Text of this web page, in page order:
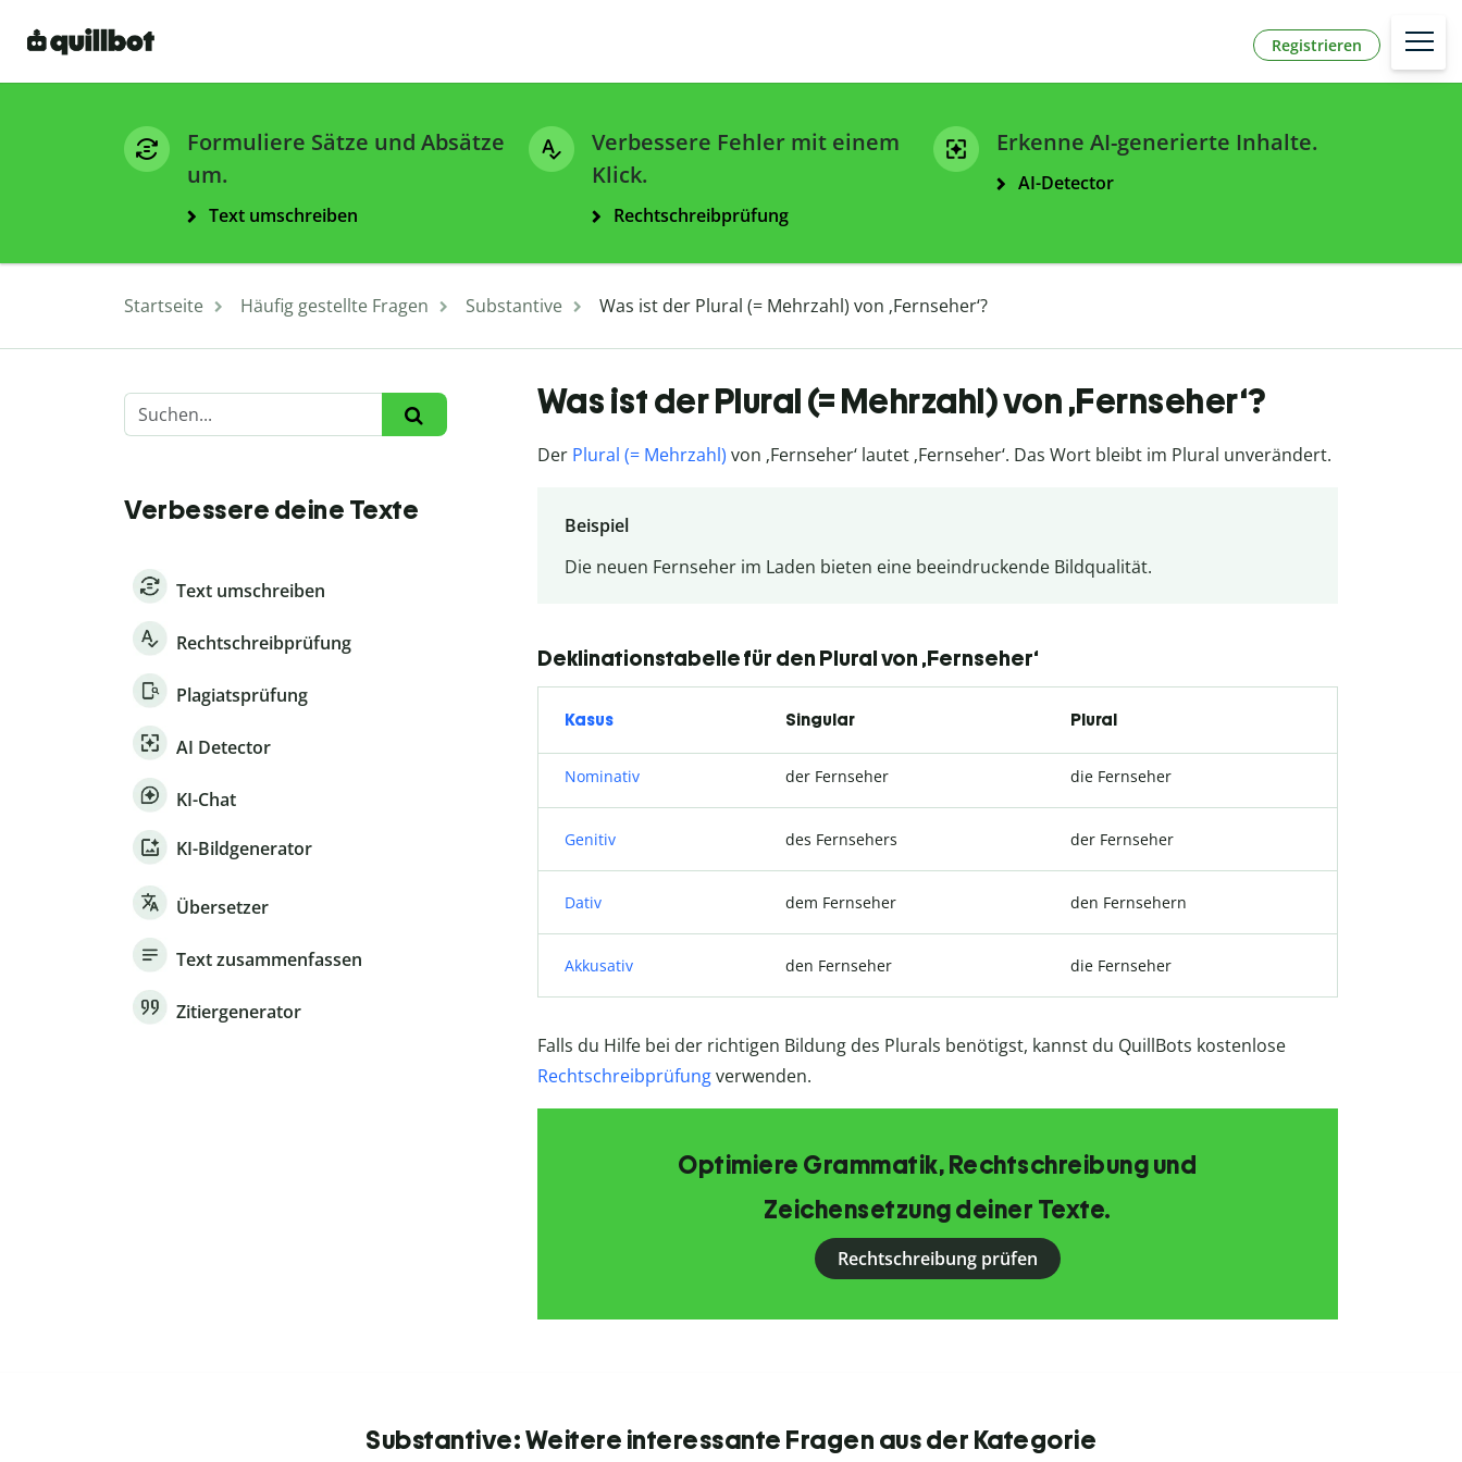
Registrieren
Formuliere Sätze und Absätze
um.
Text umschreiben
Verbessere Fehler mit einem
Klick.
Rechtschreibprüfung
Erkenne AI-generierte Inhalte.
AI-Detector
Startseite Häufig gestellte Fragen Substantive Was ist der Plural (= Mehrzahl) von ‚Fernseher‘?
Verbessere deine Texte
Text umschreiben
Rechtschreibprüfung
Plagiatsprüfung
AI Detector
KI-Chat
KI-Bildgenerator
Übersetzer
Text zusammenfassen
Zitiergenerator
Was ist der Plural (= Mehrzahl) von ‚Fernseher‘?
Der Plural (= Mehrzahl) von ‚Fernseher‘ lautet ‚Fernseher‘. Das Wort bleibt im Plural unverändert.
Beispiel
Die neuen Fernseher im Laden bieten eine beeindruckende Bildqualität.
Deklinationstabelle für den Plural von ‚Fernseher‘
Kasus Singular Plural
Nominativ der Fernseher die Fernseher
Genitiv des Fernsehers der Fernseher
Dativ dem Fernseher den Fernsehern
Akkusativ den Fernseher die Fernseher
Falls du Hilfe bei der richtigen Bildung des Plurals benötigst, kannst du QuillBots kostenlose
Rechtschreibprüfungverwenden.
Optimiere Grammatik, Rechtschreibung und
Zeichensetzung deiner Texte.
Rechtschreibung prüfen
Substantive: Weitere interessante Fragen aus der Kategorie